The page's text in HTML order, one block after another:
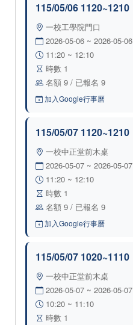
115/05/06 1120~1210
一校工學院門口
2026-05-06 ~ 2026-05-06
11:20 ~ 12:10
時數 1
名額 9 / 已報名 9
加入Google行事曆
115/05/07 1120~1210
一校中正堂前木桌
2026-05-07 ~ 2026-05-07
11:20 ~ 12:10
時數 1
名額 9 / 已報名 9
加入Google行事曆
115/05/07 1020~1110
一校中正堂前木桌
2026-05-07 ~ 2026-05-07
10:20 ~ 11:10
時數 1